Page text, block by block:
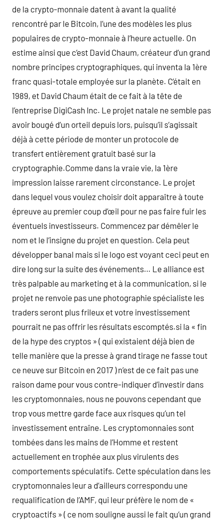
de la crypto-monnaie datent à avant la qualité
rencontré par le Bitcoin, l’une des modèles les plus
populaires de crypto-monnaie à l’heure actuelle. On
estime ainsi que c’est David Chaum, créateur d’un grand
nombre principes cryptographiques, qui inventa la 1ère
franc quasi-totale employée sur la planète. C’était en
1989, et David Chaum était de ce fait à la tête de
l’entreprise DigiCash Inc. Le projet natale ne semble pas
avoir bougé d’un orteil depuis lors, puisqu’il s’agissait
déjà à cette période de monter un protocole de
transfert entièrement gratuit basé sur la
cryptographie.Comme dans la vraie vie, la 1ère
impression laisse rarement circonstance. Le projet
dans lequel vous voulez choisir doit apparaître à toute
épreuve au premier coup d’œil pour ne pas faire fuir les
éventuels investisseurs. Commencez par démêler le
nom et le l’insigne du projet en question. Cela peut
développer banal mais si le logo est voyant ceci peut en
dire long sur la suite des événements… Le alliance est
très palpable au marketing et à la communication, si le
projet ne renvoie pas une photographie spécialiste les
traders seront plus frileux et votre investissement
pourrait ne pas offrir les résultats escomptés.si la « fin
de la hype des cryptos » ( qui existaient déjà bien de
telle manière que la presse à grand tirage ne fasse tout
ce neuve sur Bitcoin en 2017 ) n’est de ce fait pas une
raison dame pour vous contre-indiquer d’investir dans
les cryptomonnaies, nous ne pouvons cependant que
trop vous mettre garde face aux risques qu’un tel
investissement entraîne. Les cryptomonnaies sont
tombées dans les mains de l’Homme et restent
actuellement en trophée aux plus virulents des
comportements spéculatifs. Cette spéculation dans les
cryptomonnaies leur a d’ailleurs correspondu une
requalification de l’AMF, qui leur préfère le nom de «
cryptoactifs » ( ce nom souligne aussi le fait qu’un grand